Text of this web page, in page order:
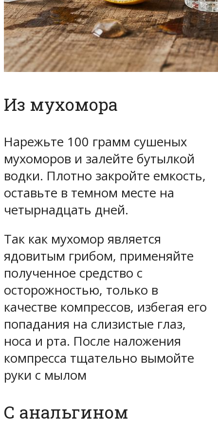
Из мухомора
Нарежьте 100 грамм сушеных
мухоморов и залейте бутылкой
водки. Плотно закройте емкость,
оставьте в темном месте на
четырнадцать дней.
Так как мухомор является
ядовитым грибом, применяйте
полученное средство с
осторожностью, только в
качестве компрессов, избегая его
попадания на слизистые глаз,
носа и рта. После наложения
компресса тщательно вымойте
руки с мылом
С анальгином